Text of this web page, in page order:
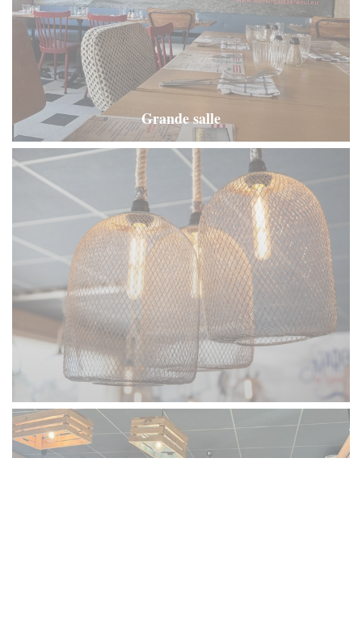
Grande salle